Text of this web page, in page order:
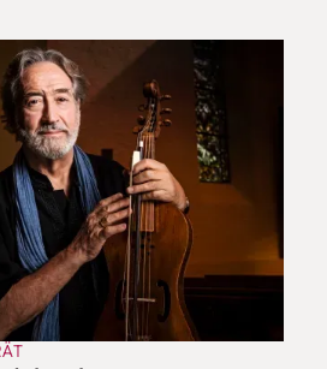
allein. Dann gehen sie, und
Stunden folgt, ist eine
Unterbewusste, in die
psychischen Tiefen.
vor allem am Text.
ist Teamwork. Aber ich denke,
aus. Bezeichnenderweise
König der Librettisten,
– was umgekehrt
Gluck hat gesagt, ich brauche
dann das große Glück,
Sie mich die Geschichte